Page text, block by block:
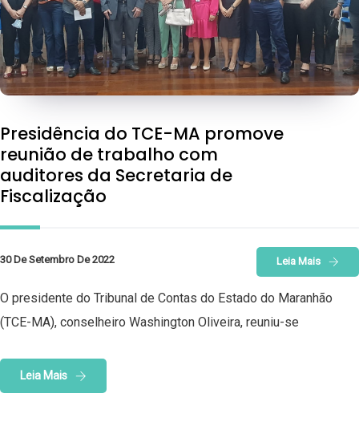
Presidência do TCE-MA promove
reunião de trabalho com
auditores da Secretaria de
Fiscalização
30 De Setembro De 2022 Leia Mais
O presidente do Tribunal de Contas do Estado do Maranhão
(TCE-MA), conselheiro Washington Oliveira, reuniu-se
Leia Mais